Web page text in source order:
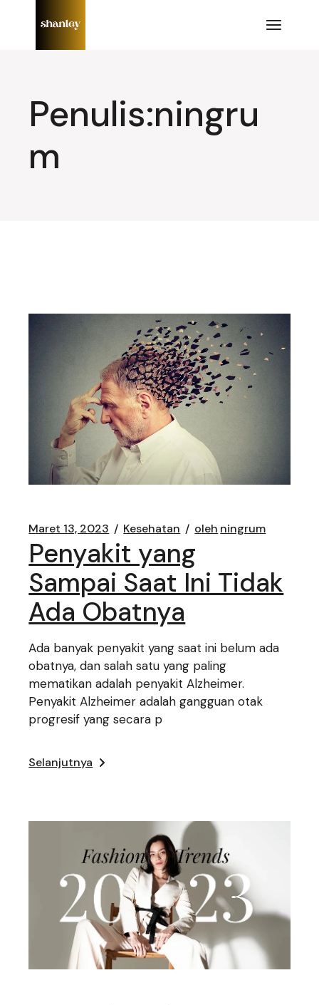
Penulis:ningru
m
Maret 13, 2023 Kesehatan oleh ningrum
Penyakit yang
Sampai Saat Ini Tidak
Ada Obatnya
Ada banyak penyakit yang saat ini belum ada
obatnya, dan salah satu yang paling
mematikan adalah penyakit Alzheimer.
Penyakit Alzheimer adalah gangguan otak
progresif yang secara p
Selanjutnya